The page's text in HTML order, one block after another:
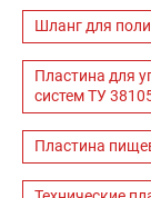
Шланг для
Пластина для
систем ТУ
Пластина